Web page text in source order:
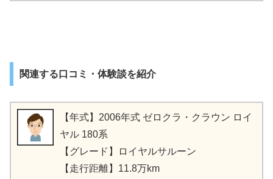
関連する口コミ・体験談を紹介
【年式】2006年式 ゼロクラ・クラウン ロイ
ヤル 180系
【グレード】ロイヤルサルーン
【走行距離】11.8万km